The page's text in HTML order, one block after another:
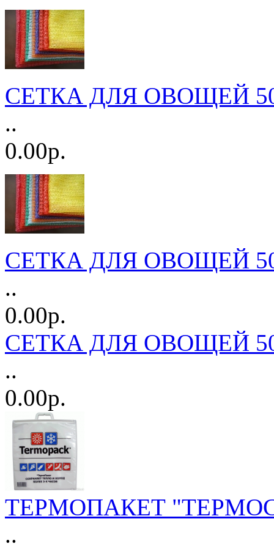
СЕТКА ДЛЯ ОВОЩЕЙ
..
0.00р.
СЕТКА ДЛЯ ОВОЩЕЙ
..
0.00р.
СЕТКА ДЛЯ ОВОЩЕЙ
..
0.00р.
ТЕРМОПАКЕТ
..